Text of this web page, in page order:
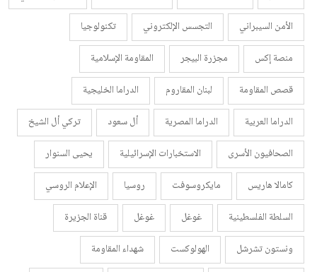
الأمن السيبراني
التجسس الإلكتروني
تكنولوجيا
منصة إكس
مجزرة البيجر
المقاومة الإسلامية
قصص المقاومة
لبنان المقاروم
الدراما الخليجية
الدراما العربية
الدراما المصرية أل سعود
تركي أل الشيخ
الصحافيون الأسرى
الاستخبارات الإسرائيلية
يحيى السنوار
كامالا هاريس
مايكروسوفت روسيا
الإعلام الروسي
السلطة الفلسطينية
غوغل غوغل
قناة الجزيرة
ونستون تشرشل
الهولوكست
شهداء المقاومة